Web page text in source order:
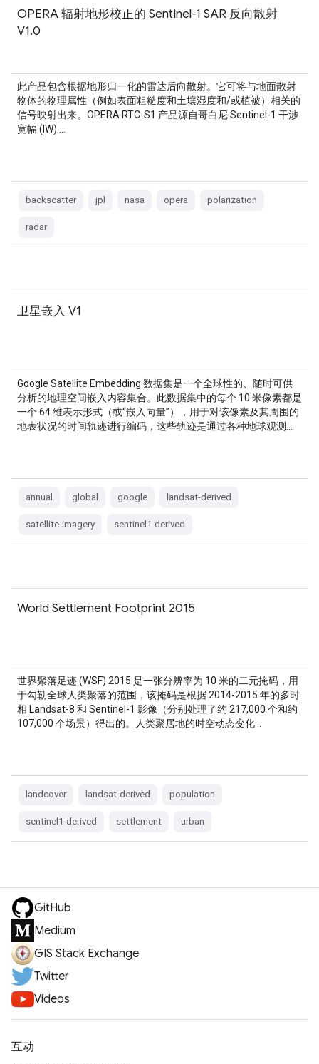
OPERA 辐射地形校正的 Sentinel-1 SAR 反向散射
V1.0
此产品包含根据地形归一化的雷达后向散射。它可将与地面散射
物体的物理属性（例如表面粗糙度和土壤湿度和/或植被）相关的
信号映射出来。OPERA RTC-S1 产品源自哥白尼 Sentinel-1 干涉
宽幅 (IW) …
backscatter jpl nasa opera polarization
radar
卫星嵌入 V1
Google Satellite Embedding 数据集是一个全球性的、随时可供
分析的地理空间嵌入内容集合。此数据集中的每个 10 米像素都是
一个 64 维表示形式（或“嵌入向量”），用于对该像素及其周围的
地表状况的时间轨迹进行编码，这些轨迹是通过各种地球观测…
annual global google landsat-derived
satellite-imagery sentinel1-derived
World Settlement Footprint 2015
世界聚落足迹 (WSF) 2015 是一张分辨率为 10 米的二元掩码，用
于勾勒全球人类聚落的范围，该掩码是根据 2014-2015 年的多时
相 Landsat-8 和 Sentinel-1 影像（分别处理了约 217,000 个和约
107,000 个场景）得出的。人类聚居地的时空动态变化…
landcover landsat-derived population
sentinel1-derived settlement urban
GitHub
Medium
GIS Stack Exchange
Twitter
Videos
互动